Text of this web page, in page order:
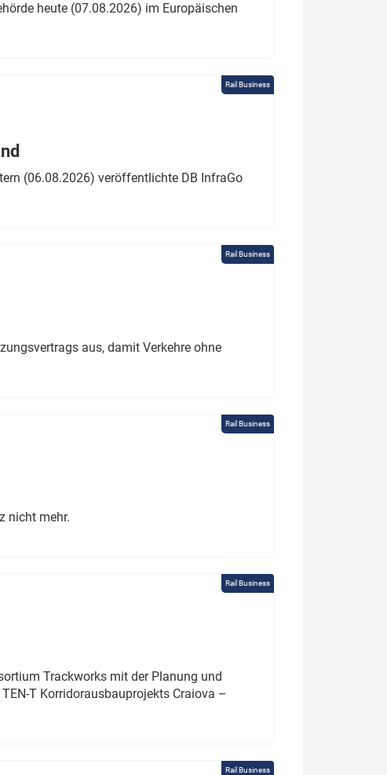
heute (07.08.2026) im Europäischen
Rail Business
(06.08.2026) veröffentlichte DB InfraGo
Rail Business
aus, damit Verkehre ohne
Rail Business
nicht mehr.
Rail Business
Trackworks mit der Planung und
T Korridorausbauprojekts Craiova –
Rail Business